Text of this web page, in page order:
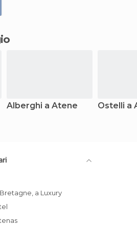
Alberghi a Atene Ostelli a